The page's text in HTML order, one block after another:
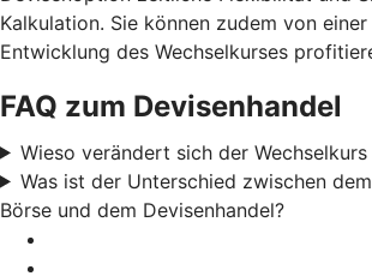
Kalkulation. Sie können zudem von
Entwicklung des Wechselkurses
FAQ zum Devisenhandel
Wieso verändert sich der Wechselkurs
Was ist der Unterschied zwischen
Börse und dem Devisenhandel?